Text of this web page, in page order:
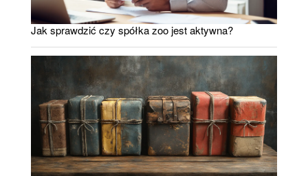
Jak sprawdzić czy spółka zoo jest aktywna?